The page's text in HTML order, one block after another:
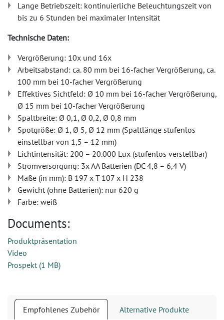
Lange Betriebszeit: kontinuierliche Beleuchtungszeit von
bis zu 6 Stunden bei maximaler Intensität
Technische Daten:
Vergrößerung: 10x und 16x
Arbeitsabstand: ca. 80 mm bei 16-facher Vergrößerung, ca.
100 mm bei 10-facher Vergrößerung
Effektives Sichtfeld: Ø 10 mm bei 16-facher Vergrößerung,
Ø 15 mm bei 10-facher Vergrößerung
Spaltbreite: Ø 0,1, Ø 0,2, Ø 0,8 mm
Spotgröße: Ø 1, Ø 5, Ø 12 mm (Spaltlänge stufenlos
einstellbar von 1,5 – 12 mm)
Lichtintensität: 200 – 20.000 Lux (stufenlos verstellbar)
Stromversorgung: 3x AA Batterien (DC 4,8 – 6,4 V)
Maße (in mm): B 197 x T 107 x H 238
Gewicht (ohne Batterien): nur 620 g
Farbe: weiß
Documents:
Produktpräsentation
Video
Prospekt(1 MB)
Empfohlenes Zubehör Alternative Produkte